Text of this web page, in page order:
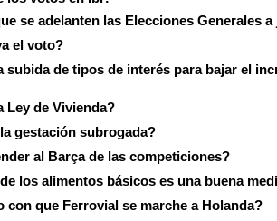
se adelanten las Elecciones Generales
el voto?
subida de tipos de interés para bajar el
Ley de Vivienda?
gestación subrogada?
al Barça de las competiciones?
los alimentos básicos es una buena
con que Ferrovial se marche a Holanda?